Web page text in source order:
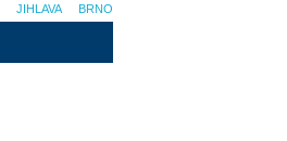
BRNO
JIHLAVA